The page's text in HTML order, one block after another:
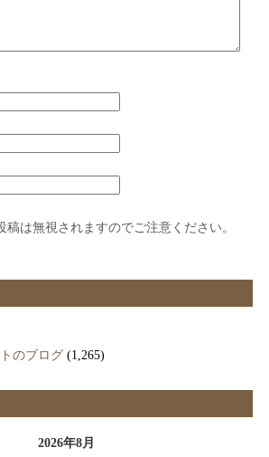
稿は無視されますのでご注意ください。
のブログ(1,265)
2026年8月